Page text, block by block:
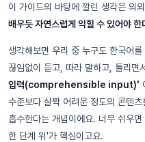
이 가이드의 바탕에 깔린 생각은 의
배우듯 자연스럽게 익힐 수 있어야 한
생각해보면 우리 중 누구도 한국어
끊임없이 듣고, 따라 말하고, 틀리면
입력(comprehensible input)'
수준보다 살짝 어려운 정도의 콘텐
흡수한다는 개념이에요. 너무 쉬우
한 단계 위'가 핵심이고요.